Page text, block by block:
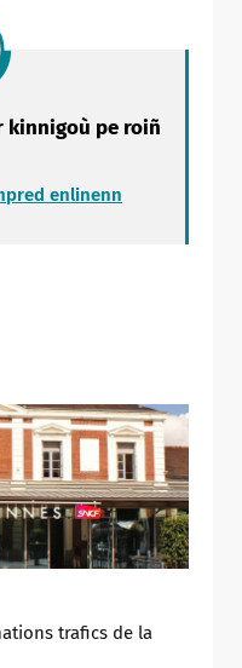
kinnigoù pe roiñ
enlinenn
trafics de la